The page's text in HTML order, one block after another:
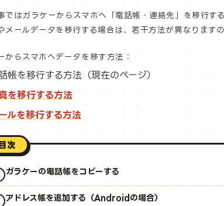
ではガラケーからスマホへ「電話帳・連絡先」を移行す
メールデータを移行する場合は、若干方法が異なります
からスマホへデータを移す方法：
帳を移行する方法（現在のページ）
を移行する方法
ルを移行する方法
目次
ガラケーの電話帳をコピーする
アドレス帳を追加する（Androidの場合）